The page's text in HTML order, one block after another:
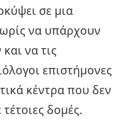
σε μια
να υπάρχουν
να τις
επιστήμονες
κέντρα που δεν
δομές.